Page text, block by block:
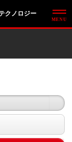
クノロジー